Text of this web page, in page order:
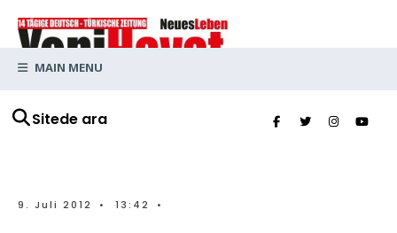
Sitede ara
MAIN MENU
9. Juli 2012 • 13:42 •